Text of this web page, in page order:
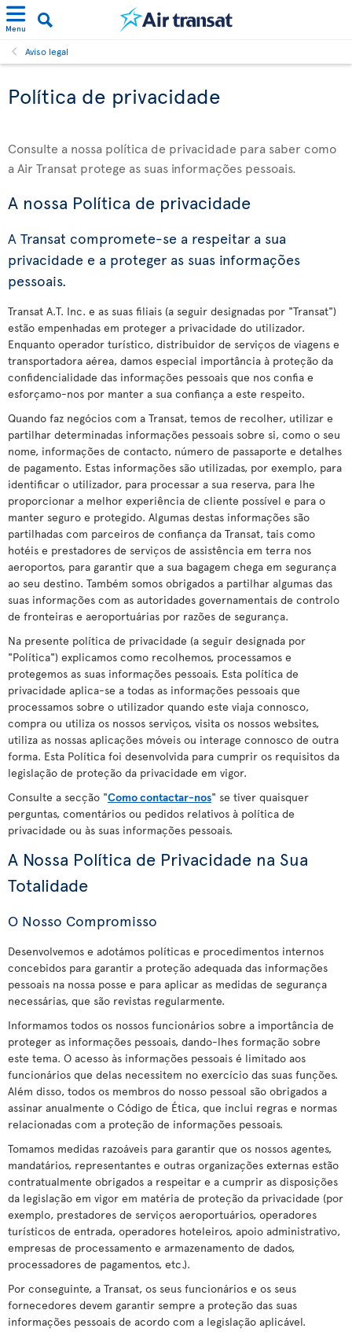
Menu
Aviso legal
Política de privacidade
Consulte a nossa política de privacidade para saber como
a Air Transat protege as suas informações pessoais.
A nossa Política de privacidade
A Transat compromete-se a respeitar a sua
privacidade e a proteger as suas informações
pessoais.
Transat A.T. Inc. e as suas filiais (a seguir designadas por "Transat")
estão empenhadas em proteger a privacidade do utilizador.
Enquanto operador turístico, distribuidor de serviços de viagens e
transportadora aérea, damos especial importância à proteção da
confidencialidade das informações pessoais que nos confia e
esforçamo-nos por manter a sua confiança a este respeito.
Quando faz negócios com a Transat, temos de recolher, utilizar e
partilhar determinadas informações pessoais sobre si, como o seu
nome, informações de contacto, número de passaporte e detalhes
de pagamento. Estas informações são utilizadas, por exemplo, para
identificar o utilizador, para processar a sua reserva, para lhe
proporcionar a melhor experiência de cliente possível e para o
manter seguro e protegido. Algumas destas informações são
partilhadas com parceiros de confiança da Transat, tais como
hotéis e prestadores de serviços de assistência em terra nos
aeroportos, para garantir que a sua bagagem chega em segurança
ao seu destino. Também somos obrigados a partilhar algumas das
suas informações com as autoridades governamentais de controlo
de fronteiras e aeroportuárias por razões de segurança.
Na presente política de privacidade (a seguir designada por
"Política") explicamos como recolhemos, processamos e
protegemos as suas informações pessoais. Esta política de
privacidade aplica-se a todas as informações pessoais que
processamos sobre o utilizador quando este viaja connosco,
compra ou utiliza os nossos serviços, visita os nossos websites,
utiliza as nossas aplicações móveis ou interage connosco de outra
forma. Esta Política foi desenvolvida para cumprir os requisitos da
legislação de proteção da privacidade em vigor.
Consulte a secção "Como contactar-nos" se tiver quaisquer
perguntas, comentários ou pedidos relativos à política de
privacidade ou às suas informações pessoais.
A Nossa Política de Privacidade na Sua
Totalidade
O Nosso Compromisso
Desenvolvemos e adotámos políticas e procedimentos internos
concebidos para garantir a proteção adequada das informações
pessoais na nossa posse e para aplicar as medidas de segurança
necessárias, que são revistas regularmente.
Informamos todos os nossos funcionários sobre a importância de
proteger as informações pessoais, dando-lhes formação sobre
este tema. O acesso às informações pessoais é limitado aos
funcionários que delas necessitem no exercício das suas funções.
Além disso, todos os membros do nosso pessoal são obrigados a
assinar anualmente o Código de Ética, que inclui regras e normas
relacionadas com a proteção de informações pessoais.
Tomamos medidas razoáveis para garantir que os nossos agentes,
mandatários, representantes e outras organizações externas estão
contratualmente obrigados a respeitar e a cumprir as disposições
da legislação em vigor em matéria de proteção da privacidade (por
exemplo, prestadores de serviços aeroportuários, operadores
turísticos de entrada, operadores hoteleiros, apoio administrativo,
empresas de processamento e armazenamento de dados,
processadores de pagamentos, etc.).
Por conseguinte, a Transat, os seus funcionários e os seus
fornecedores devem garantir sempre a proteção das suas
informações pessoais de acordo com a legislação aplicável.